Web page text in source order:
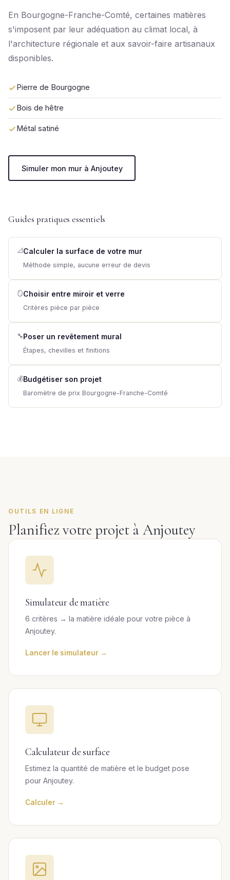
En Bourgogne-Franche-Comté, certaines matières
s'imposent par leur adéquation au climat local, à
l'architecture régionale et aux savoir-faire artisanaux
disponibles.
Pierre de Bourgogne
Bois de hêtre
Métal satiné
Simuler mon mur à Anjoutey
Guides pratiques essentiels
📐 Calculer la surface de votre mur
Méthode simple, aucune erreur de devis
🪞Choisir entre miroir et verre
Critères pièce par pièce
🔧Poser un revêtement mural
Étapes, chevilles et finitions
💰Budgétiser son projet
Baromètre de prix Bourgogne-Franche-Comté
OUTILS EN LIGNE
Planifiez votre projet à Anjoutey
Simulateur de matière
6 critères → la matière idéale pour votre pièce à
Anjoutey.
Lancer le simulateur →
Calculateur de surface
Estimez la quantité de matière et le budget pose
pour Anjoutey.
Calculer →